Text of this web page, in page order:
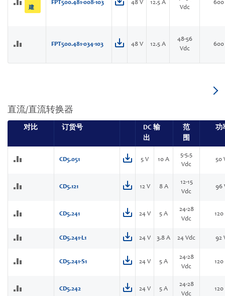
建
FPT500.481-008-103 48 V 12.5 A
Vdc
600
FPT500.481-034-103 48 V 12.5 A
48-56
Vdc
600
直流/直流转换器
对比 订货号
DC 输
出
范
围
功
CD5.051 5 V 10 A
5-5.5
Vdc
50
CD5.121 12 V 8 A
12-15
Vdc
96
CD5.241 24 V 5 A
24-28
Vdc
120
CD5.241-L1 24 V 3.8 A 24 Vdc 92
CD5.241-S1 24 V 5 A
24-28
Vdc
120
CD5.242 24 V 5 A
24-28
Vdc
120